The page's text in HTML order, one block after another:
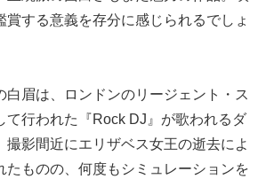
賞する意義を存分に感じられるでしょ
白眉は、ロンドンのリージェント・ス
て行われた『Rock DJ』が歌われるダ
撮影間近にエリザベス女王の逝去によ
たものの、何度もシミュレーションを